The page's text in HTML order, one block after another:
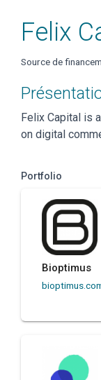
Felix
Source de
Felix Capital is
on digital
Portfolio
Bioptimus